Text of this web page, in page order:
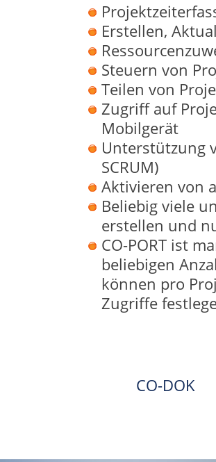
Erstellen,
Steuern von
Teilen von
Zugriff auf
Mobilgerät
Unterstützung
SCRUM)
Aktivieren von
Beliebig viele
erstellen und
CO-PORT ist
beliebigen
können pro
Zugriffe
CO-DOK